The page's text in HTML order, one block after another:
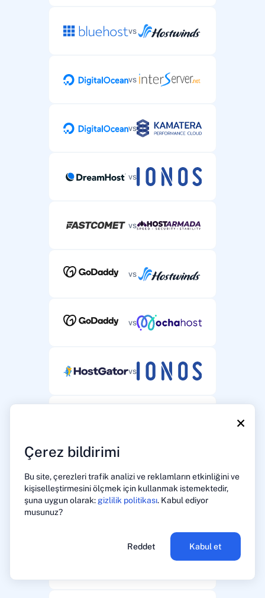
×
Çerez bildirimi
Bu site, çerezleri trafik analizi ve reklamların etkinliğini ve
kişiselleştirmesini ölçmek için kullanmak istemektedir,
şuna uygun olarak: gizlilik politikası. Kabul ediyor
musunuz?
Reddet Kabul et
vs
vs
vs
vs
vs
vs
vs
vs